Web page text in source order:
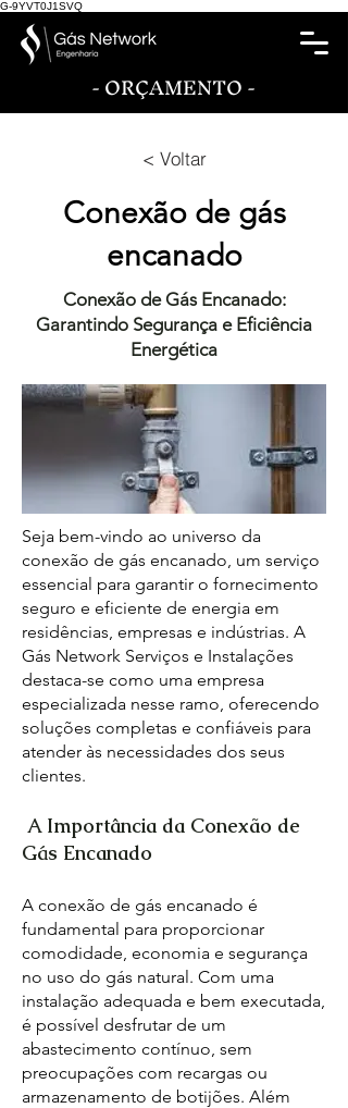
G-9YVT0J1SVQ
- ORÇAMENTO -
< Voltar
Conexão de gás
encanado
Conexão de Gás Encanado:
Garantindo Segurança e Eficiência
Energética
Seja bem-vindo ao universo da
conexão de gás encanado, um serviço
essencial para garantir o fornecimento
seguro e eficiente de energia em
residências, empresas e indústrias. A
Gás Network Serviços e Instalações
destaca-se como uma empresa
especializada nesse ramo, oferecendo
soluções completas e confiáveis para
atender às necessidades dos seus
clientes.
A Importância da Conexão de
Gás Encanado
A conexão de gás encanado é
fundamental para proporcionar
comodidade, economia e segurança
no uso do gás natural. Com uma
instalação adequada e bem executada,
é possível desfrutar de um
abastecimento contínuo, sem
preocupações com recargas ou
armazenamento de botijões. Além